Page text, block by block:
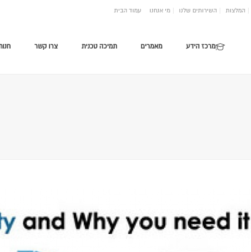
המלצות השירותים שלנו מי אנחנו עמוד הבית
צרו קשר תמיכה טכנית מאמרים מרכז הידע